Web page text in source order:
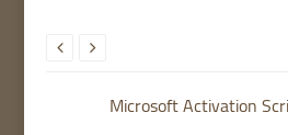
Microsoft Activation
 